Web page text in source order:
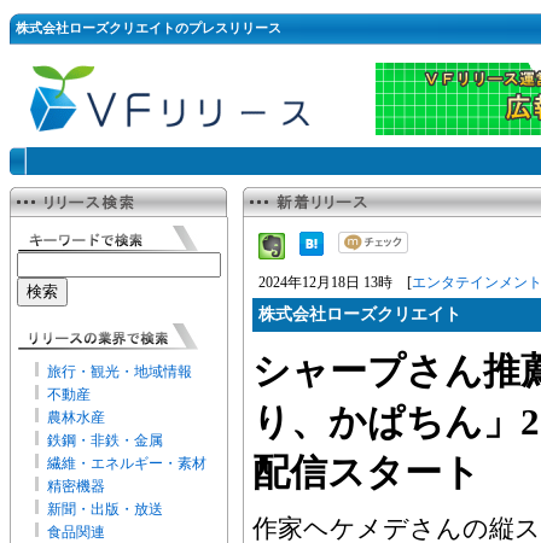
株式会社ローズクリエイトのプレスリリース
旅行・観光・地域情報
不動産
農林水産
鉄鋼・非鉄・金属
繊維・エネルギー・素材
精密機器
新聞・出版・放送
食品関連
2024年12月18日 13時 [エンタテインメン
株式会社ローズクリエイト
シャープさん推
り、かぱちん」
配信スタート
作家ヘケメデさんの縦